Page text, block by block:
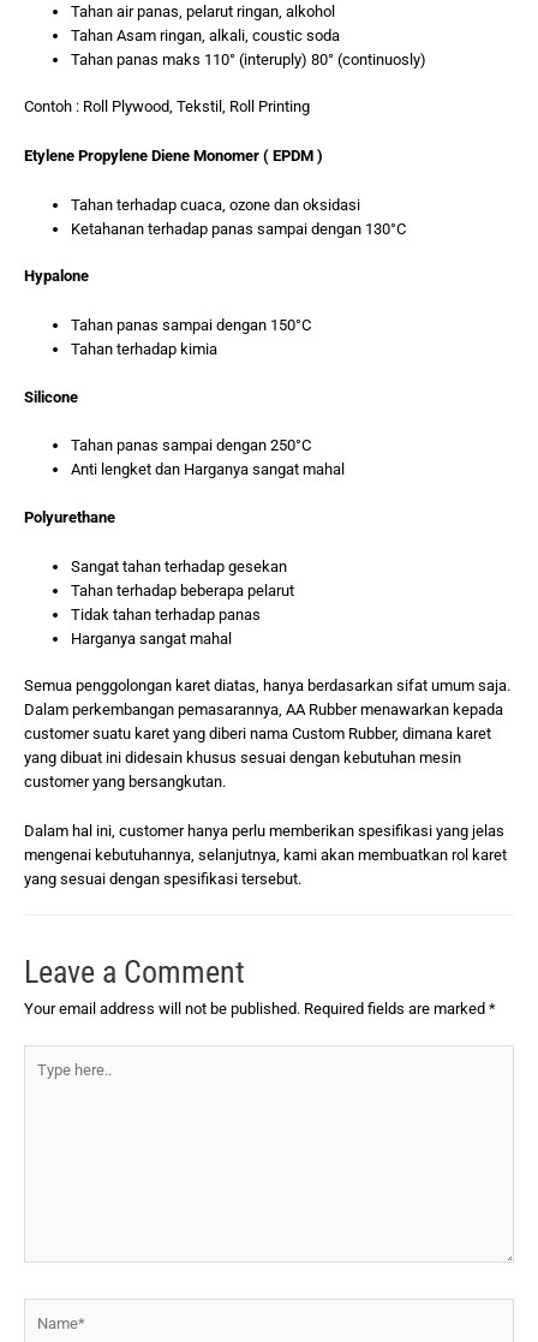
Tahan air panas, pelarut ringan, alkohol
Tahan Asam ringan, alkali, coustic soda
Tahan panas maks 110° (interuply) 80° (continuosly)
Contoh : Roll Plywood, Tekstil, Roll Printing
Etylene Propylene Diene Monomer ( EPDM )
Tahan terhadap cuaca, ozone dan oksidasi
Ketahanan terhadap panas sampai dengan 130°C
Hypalone
Tahan panas sampai dengan 150°C
Tahan terhadap kimia
Silicone
Tahan panas sampai dengan 250°C
Anti lengket dan Harganya sangat mahal
Polyurethane
Sangat tahan terhadap gesekan
Tahan terhadap beberapa pelarut
Tidak tahan terhadap panas
Harganya sangat mahal
Semua penggolongan karet diatas, hanya berdasarkan sifat umum saja.
Dalam perkembangan pemasarannya, AA Rubber menawarkan kepada
customer suatu karet yang diberi nama Custom Rubber, dimana karet
yang dibuat ini didesain khusus sesuai dengan kebutuhan mesin
customer yang bersangkutan.
Dalam hal ini, customer hanya perlu memberikan spesifikasi yang jelas
mengenai kebutuhannya, selanjutnya, kami akan membuatkan rol karet
yang sesuai dengan spesifikasi tersebut.
Leave a Comment
Your email address will not be published. Required fields are marked *